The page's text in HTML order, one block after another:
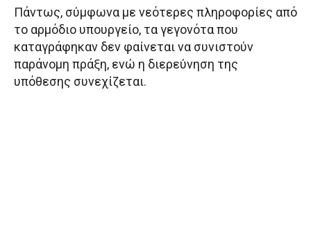
Πάντως, σύμφωνα με νεότερες πληροφορίες από
το αρμόδιο υπουργείο, τα γεγονότα που
καταγράφηκαν δεν φαίνεται να συνιστούν
παράνομη πράξη, ενώ η διερεύνηση της
υπόθεσης συνεχίζεται.